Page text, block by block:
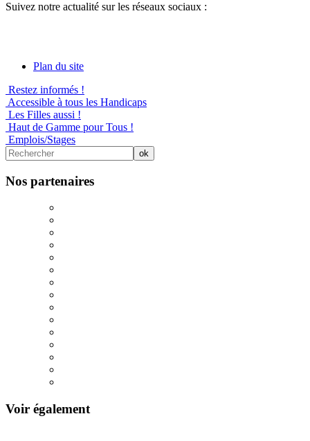
Suivez notre actualité sur les réseaux sociaux :
Plan du site
Restez informés !
Accessible à tous les Handicaps
Les Filles aussi !
Haut de Gamme pour Tous !
Emplois/Stages
Nos partenaires
Voir également